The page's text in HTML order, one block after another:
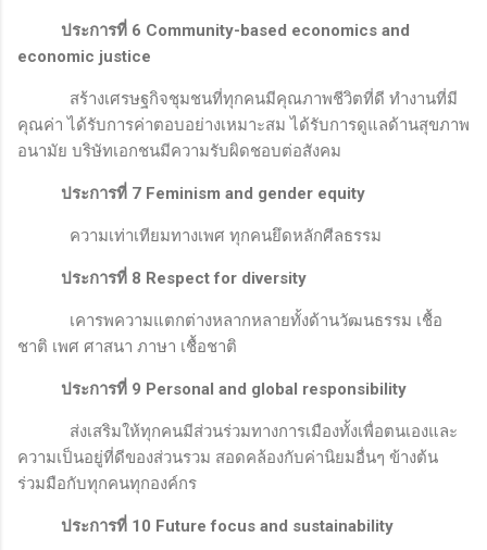
ประการที่ 6 Community-based economics and
economic justice
สร้างเศรษฐกิจชุมชนที่ทุกคนมีคุณภาพชีวิตที่ดี ทำงานที่มี
คุณค่า ได้รับการค่าตอบอย่างเหมาะสม ได้รับการดูแลด้านสุขภาพ
อนามัย บริษัทเอกชนมีความรับผิดชอบต่อสังคม
ประการที่ 7 Feminism and gender equity
ความเท่าเทียมทางเพศ ทุกคนยึดหลักศีลธรรม
ประการที่ 8 Respect for diversity
เคารพความแตกต่างหลากหลายทั้งด้านวัฒนธรรม เชื้อ
ชาติ เพศ ศาสนา ภาษา เชื้อชาติ
ประการที่ 9 Personal and global responsibility
ส่งเสริมให้ทุกคนมีส่วนร่วมทางการเมืองทั้งเพื่อตนเองและ
ความเป็นอยู่ที่ดีของส่วนรวม สอดคล้องกับค่านิยมอื่นๆ ข้างต้น
ร่วมมือกับทุกคนทุกองค์กร
ประการที่ 10 Future focus and sustainability